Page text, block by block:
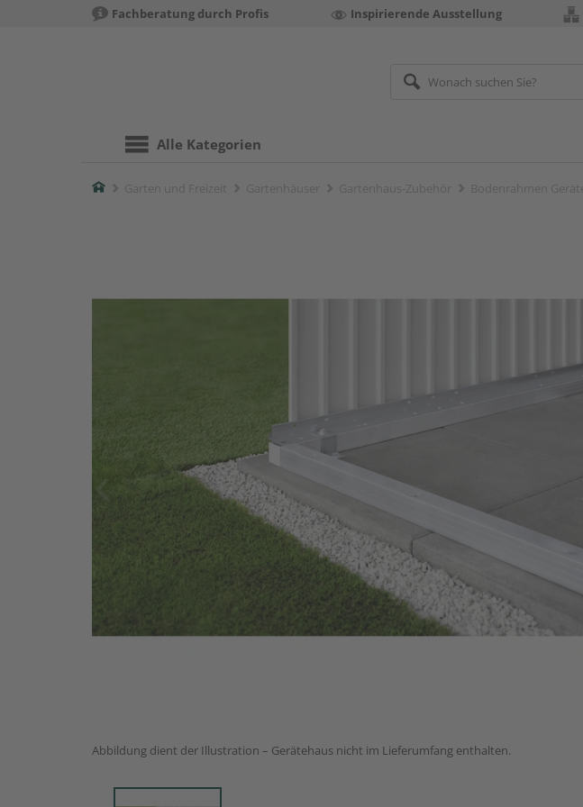
Fachberatung durch Profis Inspirierende Ausstellung
Alle Kategorien
Home
Abbildung dient der Illustration – Gerätehaus nicht im Lieferumfang enthalten.